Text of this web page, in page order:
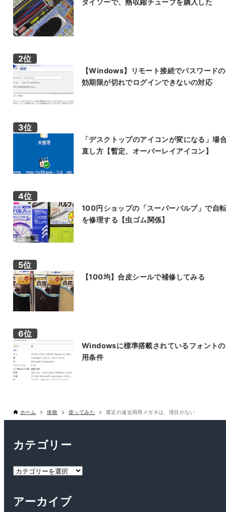
ダイソーで、熱収縮チューブを購入した
【Windows】リモート接続でパスワード
効期限が切れでログインできないの対応
「デスクトップのアイコンが変になる」場
直し方【暫定、オーバーレイアイコン】
100円ショップの「スーパーバルブ」で自
を修理する【虫ゴム関係】
【100均】合皮シールで補修してみる
Windowsに標準搭載されているフォント
用条件
ホーム 体験 使ってみた 最近の遠近両用メガネは、境目がない
カテゴリー
カ
リ
アーカイブ